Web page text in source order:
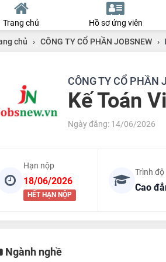
Trang chủ Hồ sơ ứng viên
chủ › CÔNG TY CỔ PHẦN JOBSNEW ›
CÔNG TY CỔ PHẦN
Kế Toán
Ngày đăng: 14/06/2026
Hạn nộp
18/06/2026
HẾT HẠN NỘP
Trình độ
Cao
Ngành nghề